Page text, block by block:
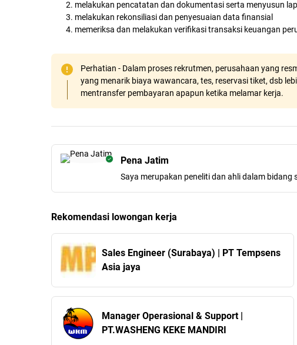
melakukan pencatatan dan dokumentasi serta menyusun
melakukan rekonsiliasi dan penyesuaian data finansial
memeriksa dan melakukan verifikasi transaksi keuangan
Perhatian - Dalam proses rekrutmen, perusahaan yang
yang menarik biaya wawancara, tes, reservasi tiket, dsb
mentransfer pembayaran apapun ketika melamar kerja.
Pena Jatim
Saya merupakan peneliti dan ahli dalam
Rekomendasi lowongan kerja
Sales Engineer (Surabaya) | PT Tempsens
Asia jaya
Manager Operasional & Support |
PT.WASHENG KEKE MANDIRI